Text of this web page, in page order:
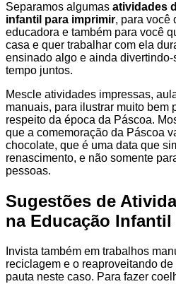
Separamos algumas atividades
infantil para imprimir, para você
educadora e também para você
casa e quer trabalhar com ela
ensinado algo e ainda
tempo juntos.
Mescle atividades impressas,
manuais, para ilustrar muito bem
respeito da época da Páscoa.
que a comemoração da Páscoa
chocolate, que é uma data que
renascimento, e não somente
pessoas.
Sugestões de
na Educação Infantil
Invista também em trabalhos
reciclagem e o reaproveitando
pauta neste caso. Para fazer